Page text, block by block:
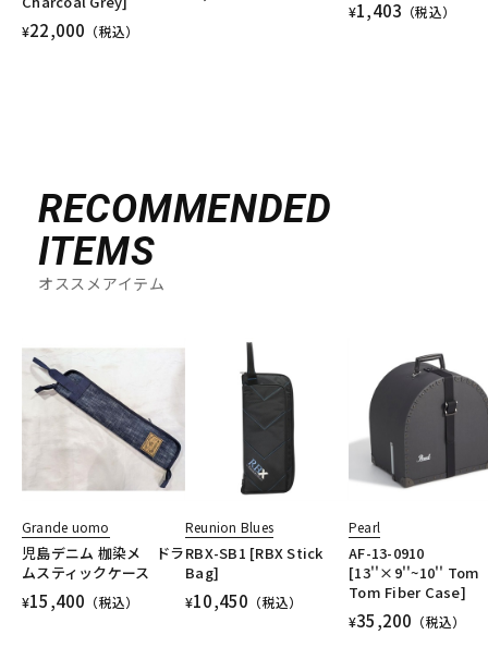
¥22,000 （税込）
¥1,403 （税込）
RECOMMENDED
ITEMS
オススメアイテム
Grande uomo
児島デニム 枷染メ ドラ
ムスティックケース
¥15,400 （税込）
Reunion Blues
RBX-SB1 [RBX Stick
Bag]
¥10,450 （税込）
Pearl
AF-13-0910
[13''×9''~10'' Tom
Tom Fiber Case]
¥35,200 （税込）